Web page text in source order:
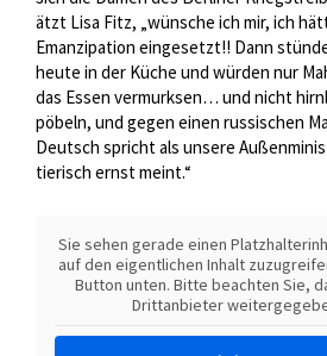
ätzt Lisa Fitz, „wünsche ich mir, ich
Emanzipation eingesetzt!! Dann
heute in der Küche und würden nur
das Essen vermurksen… und nicht
pöbeln, und gegen einen russischen
Deutsch spricht als unsere
tierisch ernst meint.“
Sie sehen gerade einen
auf den eigentlichen Inhalt
Button unten. Bitte beachten Sie,
Drittanbieter